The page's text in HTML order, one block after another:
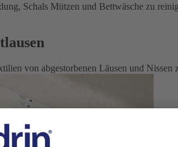
Schals Mützen und Bettwäsche zu
von abgestorbenen Läusen und Nissen